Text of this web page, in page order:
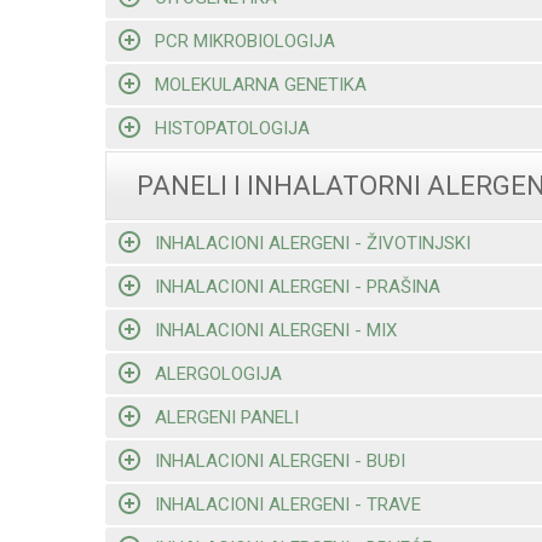
PCR MIKROBIOLOGIJA
MOLEKULARNA GENETIKA
HISTOPATOLOGIJA
PANELI I INHALATORNI
INHALACIONI ALERGENI - ŽIVOTINJSKI
INHALACIONI ALERGENI - PRAŠINA
INHALACIONI ALERGENI - MIX
ALERGOLOGIJA
ALERGENI PANELI
INHALACIONI ALERGENI - BUĐI
INHALACIONI ALERGENI - TRAVE